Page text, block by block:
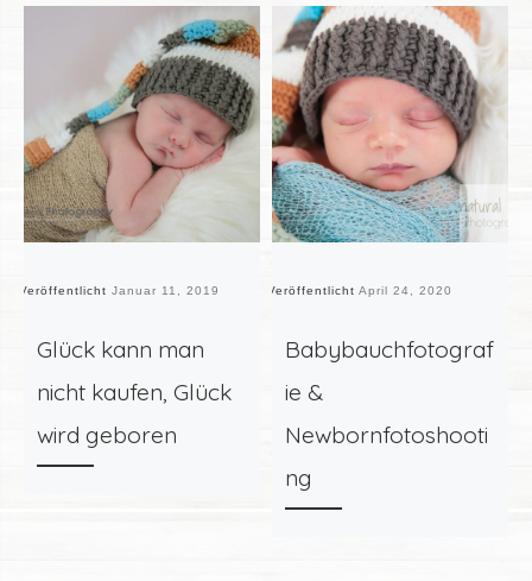
Veröffentlicht Januar 11, 2019
Glück kann man
nicht kaufen, Glück
wird geboren
Veröffentlicht April 24, 2020
Babybauchfotograf
ie &
Newbornfotoshooti
ng